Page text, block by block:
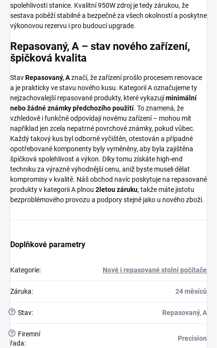
spolehlivosti stanice. Kvalitní 950W zdroj je tedy zárukou, že
sestava poběží stabilně a bezpečně za všech okolností a poskytne
výkonovou rezervu i pro budoucí upgrade.
Repasovaný, A – stav nového zařízení,
špičková kvalita
StavRepasovaný, Aznačí, že zařízení prošlo procesem renovace
a je prakticky ve stavu nového kusu. Kategorií A označujeme ty
nejzachovalejší repasované produkty, které vykazujíminimální
nebo žádné známky předchozího použití. To znamená, že
vzhledově i funkčně odpovídají novému zařízení – mohou mít
například jen zcela nepatrné povrchové známky, pokud vůbec.
Každý takový kus byl odborně vyčištěn, otestován a případné
opotřebované komponenty byly vyměněny, aby byla zajištěna
špičková spolehlivost a výkon. Díky tomu získáte high-end
techniku za výrazně výhodnější cenu, aniž byste museli dělat
kompromisy v kvalitě. Náš obchod navíc poskytuje na repasované
produkty v kategorii A plnou 2letou záruku, takže máte jistotu
bezproblémového provozu a podpory stejně jako u nového zboží.
Doplňkové parametry
Kategorie: Nové i repasované stolní počítače
Záruka: 24 měsíců
? Stav: Repasovaný, A
?
Firemní
řada:
Precision